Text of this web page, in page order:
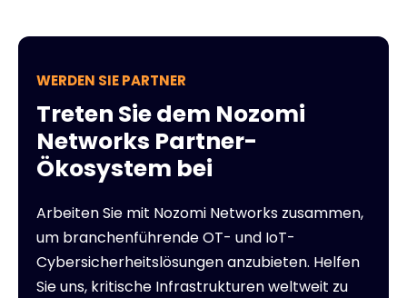
WERDEN SIE PARTNER
Treten Sie dem Nozomi
Networks Partner-
Ökosystem bei
Arbeiten Sie mit Nozomi Networks zusammen,
um branchenführende OT- und IoT-
Cybersicherheitslösungen anzubieten. Helfen
Sie uns, kritische Infrastrukturen weltweit zu